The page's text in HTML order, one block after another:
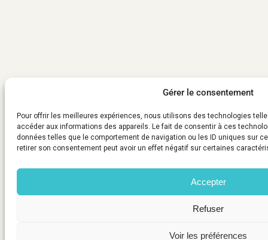
Gérer le consentement
Pour offrir les meilleures expériences, nous utilisons des technologies
accéder aux informations des appareils. Le fait de consentir à ces
données telles que le comportement de navigation ou les ID uniques sur
retirer son consentement peut avoir un effet négatif sur certaines
Accepter
Refuser
Voir les préférences